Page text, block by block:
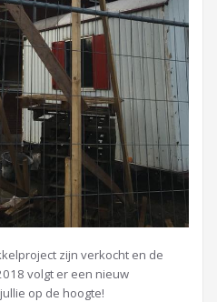
zijn verkocht en de
volgt er een nieuw
op de hoogte!